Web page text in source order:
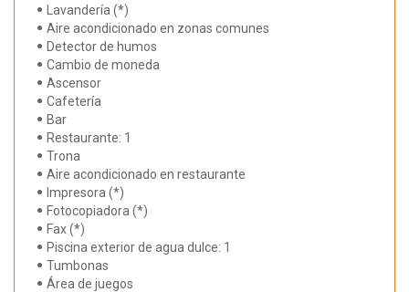
Lavandería (*)
Aire acondicionado en zonas comunes
Detector de humos
Cambio de moneda
Ascensor
Cafetería
Bar
Restaurante: 1
Trona
Aire acondicionado en restaurante
Impresora (*)
Fotocopiadora (*)
Fax (*)
Piscina exterior de agua dulce: 1
Tumbonas
Área de juegos